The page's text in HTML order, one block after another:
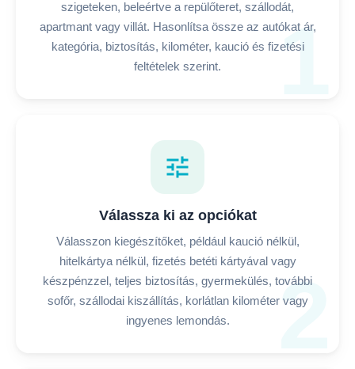
1
szigeteken, beleértve a repülőteret, szállodát,
apartmant vagy villát. Hasonlítsa össze az autókat ár,
kategória, biztosítás, kilométer, kaució és fizetési
feltételek szerint.
2
tune
Válassza ki az opciókat
Válasszon kiegészítőket, például kaució nélkül,
hitelkártya nélkül, fizetés betéti kártyával vagy
készpénzzel, teljes biztosítás, gyermekülés, további
sofőr, szállodai kiszállítás, korlátlan kilométer vagy
ingyenes lemondás.